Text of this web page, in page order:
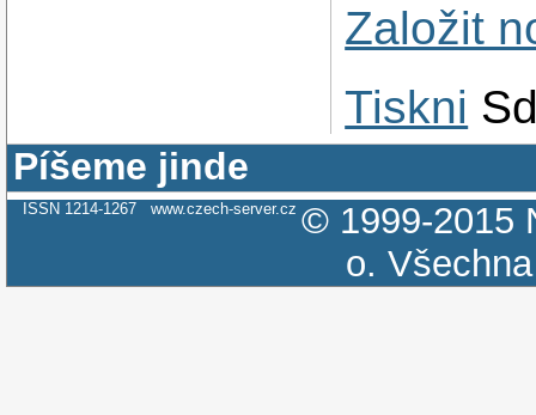
Založit
Tiskni
Píšeme jinde
ISSN 1214-1267 www.czech-server.cz © 1999-2015
o.